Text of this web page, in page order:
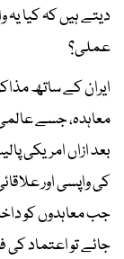
دیتے ہیں کہ کیا
عملی؟
معاہدہ، جسے عالمی
بعد ازاں امریکی
کی واپسی اور
جب معاہدوں کو
جائے تو اعتماد کی